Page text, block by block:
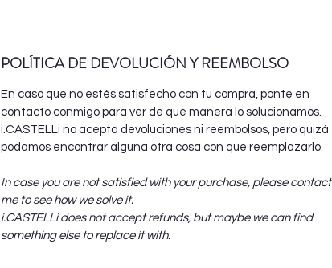
POLÍTICA DE DEVOLUCIÓN Y REEMBOLSO
En caso que no estés satisfecho con tu compra, ponte en
contacto conmigo para ver de qué manera lo solucionamos.
i.CASTELLi no acepta devoluciones ni reembolsos, pero quizá
podamos encontrar alguna otra cosa con que reemplazarlo.
In case you are not satisfied with your purchase, please contact
me to see how we solve it.
i.CASTELLi does not accept refunds, but maybe we can find
something else to replace it with.